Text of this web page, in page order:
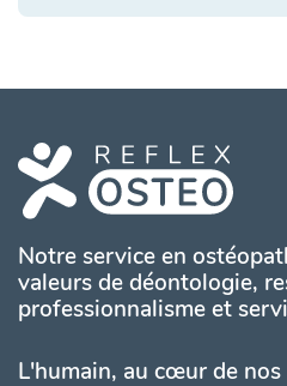
Notre service en
valeurs de déontologie,
professionnalisme et
L'humain, au cœur de